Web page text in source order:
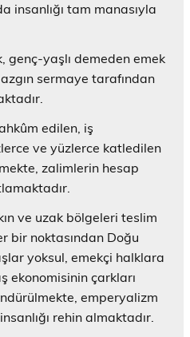
insanlığı tam manasıyla
genç-yaşlı demeden emek
sermaye tarafından
edilen, iş
ve yüzlerce katledilen
zalimlerin hesap
ve uzak bölgeleri teslim
bir noktasından Doğu
yoksul, emekçi halklara
ekonomisinin çarkları
emperyalizm
rehin almaktadır.